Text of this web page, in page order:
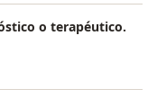
o terapéutico.